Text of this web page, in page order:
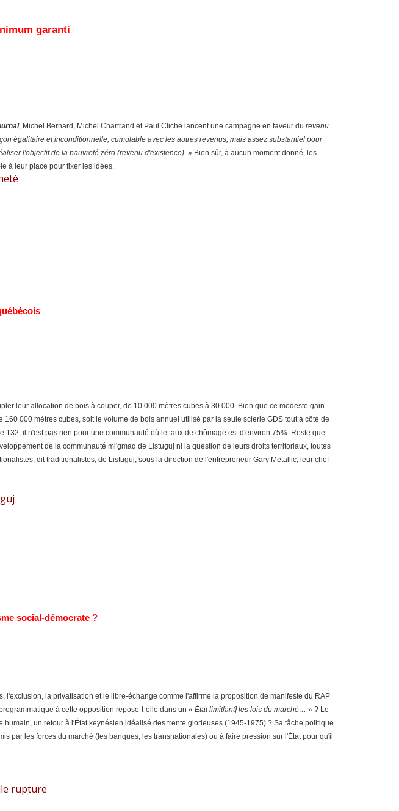
garanti
, Michel Bernard, Michel Chartrand et Paul Cliche lancent une campagne en faveur du revenu
égalitaire et inconditionnelle, cumulable avec les autres revenus, mais assez substantiel pour
l'objectif de la pauvreté zéro (revenu d'existence). » Bien sûr, à aucun moment donné, les
à leur place pour fixer les idées.
leur allocation de bois à couper, de 10 000 mètres cubes à 30 000. Bien que ce modeste gain
000 mètres cubes, soit le volume de bois annuel utilisé par la seule scierie GDS tout à côté de
132, il n'est pas rien pour une communauté où le taux de chômage est d'environ 75%. Reste que
de la communauté mi'gmaq de Listuguj ni la question de leurs droits territoriaux, toutes
dit traditionalistes, de Listuguj, sous la direction de l'entrepreneur Gary Metallic, leur chef
social-démocrate ?
l'exclusion, la privatisation et le libre-échange comme l'affirme la proposition de manifeste du RAP
à cette opposition repose-t-elle dans un « État limit[ant] les lois du marché… » ? Le
un retour à l'État keynésien idéalisé des trente glorieuses (1945-1975) ? Sa tâche politique
par les forces du marché (les banques, les transnationales) ou à faire pression sur l'État pour qu'il
rupture